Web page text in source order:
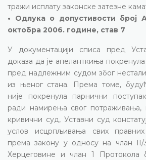
тражи исплату законске затезне
• Одлука о допустивости број
октобра 2006. године, став 7
У документацији списа пред
доказа да је апеланткиња
пред надлежним судом због
из њеног стана. Према томе,
није покренула парнични
ради намирења свог потраживања,
кривични суд, Уставни суд
услов исцрпљивања свих
према закону у односу на члан II/
Херцеговине и члан 1 Протокола